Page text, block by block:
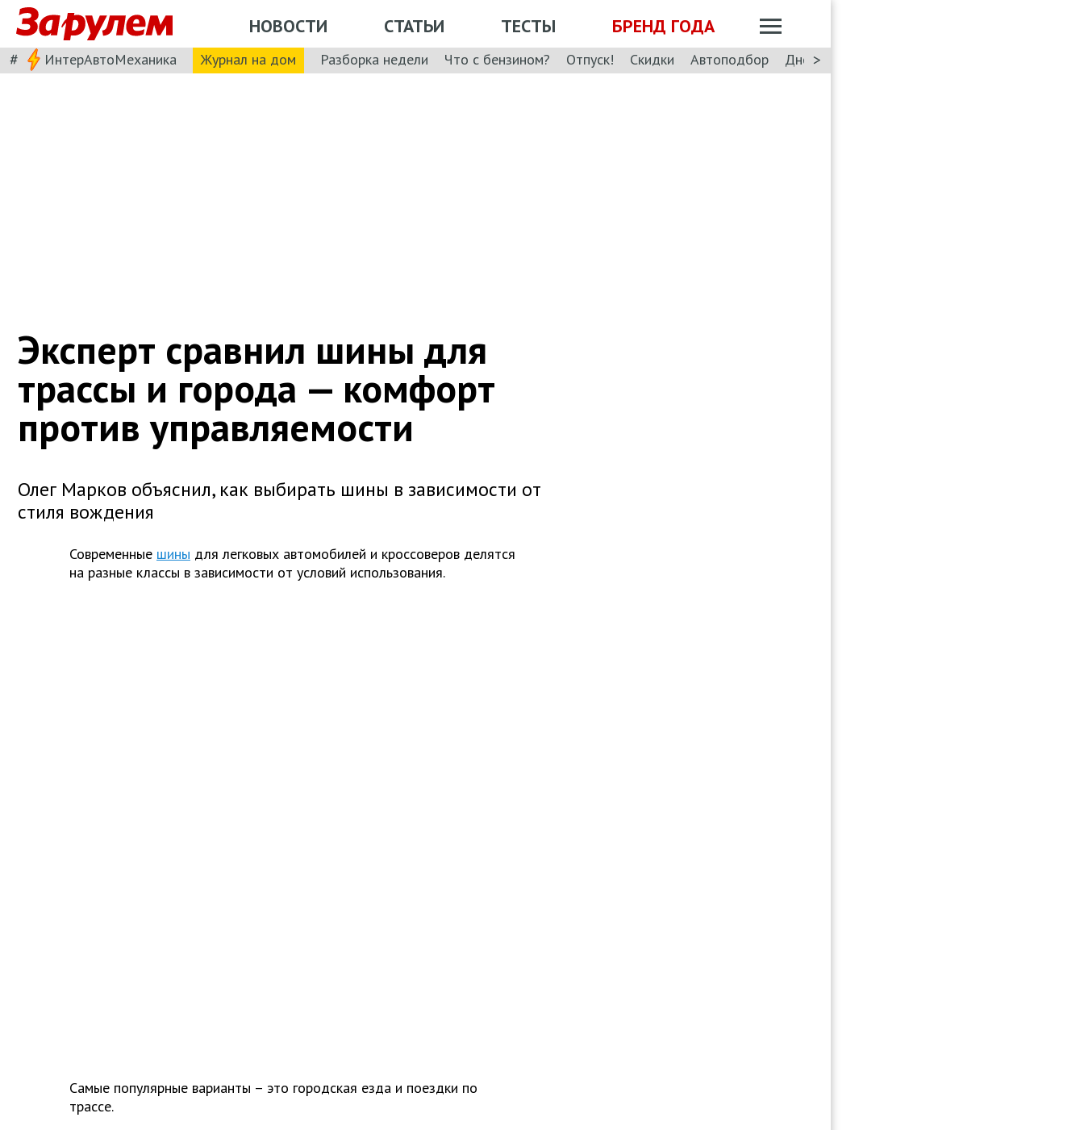
НОВОСТИ СТАТЬИ ТЕСТЫ БРЕНД ГОДА
# ИнтерАвтоМеханика Журнал на дом Разборка недели Что с бензином? Отпуск! Скидки Автоподбор Дневник: Лада Искра
>
Эксперт сравнил шины для
трассы и города — комфорт
против управляемости
Олег Марков объяснил, как выбирать шины в зависимости от
стиля вождения
Современные шины для легковых автомобилей и кроссоверов делятся
на разные классы в зависимости от условий использования.
Самые популярные варианты – это городская езда и поездки по
трассе.